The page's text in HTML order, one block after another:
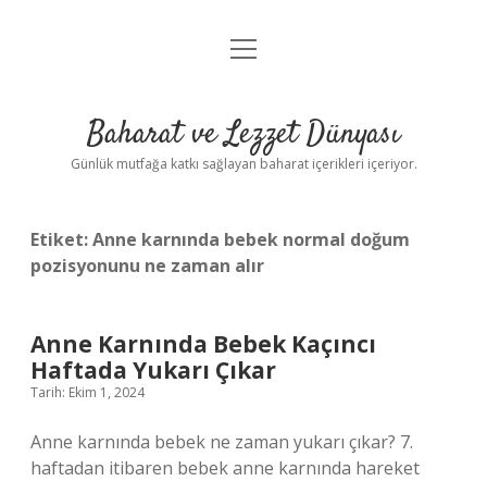
Anasayfa
Yasal Uyarı
menüyü
Baharat ve Lezzet Dünyası
Günlük mutfağa katkı sağlayan baharat içerikleri içeriyor.
Etiket:Anne karnında bebek normal doğum
pozisyonunu ne zaman alır
Anne Karnında Bebek Kaçıncı
Haftada Yukarı Çıkar
Tarih: Ekim 1, 2024
Anne karnında bebek ne zaman yukarı çıkar? 7.
haftadan itibaren bebek anne karnında hareket